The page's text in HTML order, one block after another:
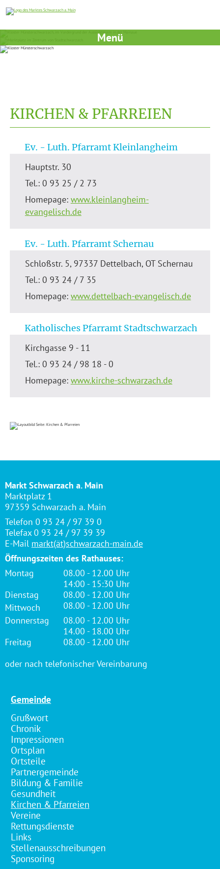
Menü
KIRCHEN & PFARREIEN
Ev. - Luth. Pfarramt Kleinlangheim
Hauptstr. 30
Tel.: 0 93 25 / 2 73
Homepage: www.kleinlangheim-
evangelisch.de
Ev. - Luth. Pfarramt Schernau
Schloßstr. 5, 97337 Dettelbach, OT Schernau
Tel.: 0 93 24 / 7 35
Homepage: www.dettelbach-evangelisch.de
Katholisches Pfarramt Stadtschwarzach
Kirchgasse 9 - 11
Tel.: 0 93 24 / 98 18 - 0
Homepage: www.kirche-schwarzach.de
Markt Schwarzach a. Main
Marktplatz 1
97359 Schwarzach a. Main
Telefon 0 93 24 / 97 39 0
Telefax 0 93 24 / 97 39 39
E-Mail markt(ät)schwarzach-main.de
Öffnungszeiten des Rathauses:
Montag
08.00 - 12.00 Uhr
14:00 - 15:30 Uhr
Dienstag
08.00 - 12.00 Uhr
Mittwoch
08.00 - 12.00 Uhr
Donnerstag
08.00 - 12.00 Uhr
14.00 - 18.00 Uhr
Freitag
08.00 - 12.00 Uhr
oder nach telefonischer Vereinbarung
Gemeinde
Grußwort
Chronik
Impressionen
Ortsplan
Ortsteile
Partnergemeinde
Bildung & Familie
Gesundheit
Kirchen & Pfarreien
Vereine
Rettungsdienste
Links
Stellenausschreibungen
Sponsoring